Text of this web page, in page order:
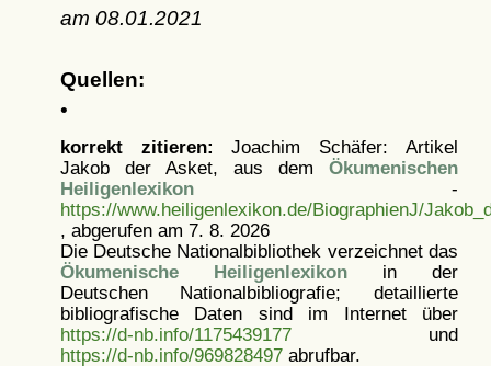
am 08.01.2021
Quellen:
•
korrekt zitieren: Joachim Schäfer: Artikel
Jakob der Asket, aus dem Ökumenischen
Heiligenlexikon-
https://www.heiligenlexikon.de/BiographienJ/
, abgerufen am 7. 8. 2026
Die Deutsche Nationalbibliothek verzeichnet das
Ökumenische Heiligenlexikonin der
Deutschen Nationalbibliografie; detaillierte
bibliografische Daten sind im Internet über
https://d-nb.info/1175439177und
https://d-nb.info/969828497abrufbar.